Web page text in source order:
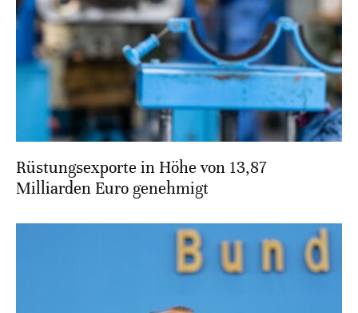
Rüstungsexporte in Höhe von 13,87
Milliarden Euro genehmigt